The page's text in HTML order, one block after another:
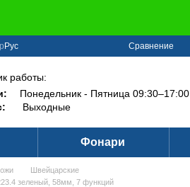
Рус Сравнение
работы:
Понедельник - Пятница 09:30–17:00
Выходные
Фонари
Швейцарские
зеленый, 58мм, 7 функций